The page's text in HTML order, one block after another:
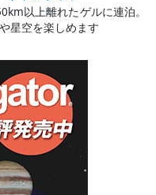
以上離れたゲルに連泊。
星空を楽しめます